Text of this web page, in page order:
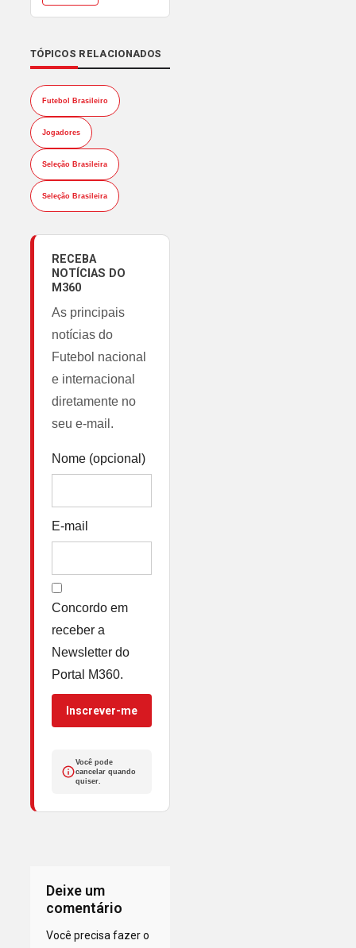
TÓPICOS RELACIONADOS
Futebol Brasileiro
Jogadores
Seleção Brasileira
Seleção Brasileira
RECEBA
NOTÍCIAS DO
M360
As principais
notícias do
Futebol nacional
e internacional
diretamente no
seu e-mail.
Nome (opcional)
E-mail
Concordo em
receber a
Newsletter do
Portal M360.
Inscrever-me
Você pode
cancelar quando
quiser.
Deixe um
comentário
Você precisa fazer o